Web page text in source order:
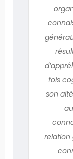
fois
son
relation